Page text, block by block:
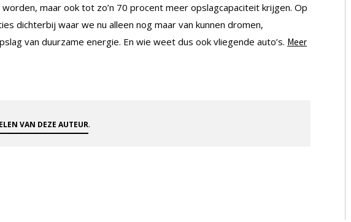
maar ook tot zo’n 70 procent meer opslagcapaciteit krijgen. Op
dichterbij waar we nu alleen nog maar van kunnen dromen,
van duurzame energie. En wie weet dus ook vliegende auto’s. Meer
VAN DEZE AUTEUR.